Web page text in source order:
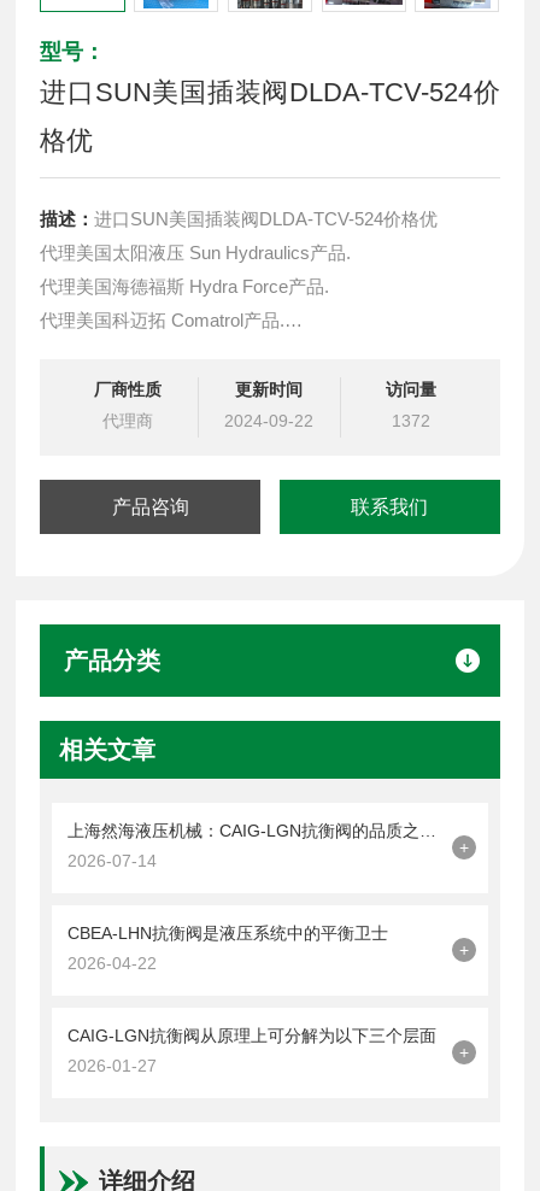
型号：
进口SUN美国插装阀DLDA-TCV-524价
格优
描述：进口SUN美国插装阀DLDA-TCV-524价格优
代理美国太阳液压 Sun Hydraulics产品.
代理美国海德福斯 Hydra Force产品.
代理美国科迈拓 Comatrol产品.
提供油路系统设计,油路块设计,阀块设计与选型
液压油缸，经销力士乐、派克、中国台湾北部等液压元件
厂商性质
代理商
更新时间
2024-09-22
访问量
1372
产品咨询 联系我们
产品分类
相关文章
2026-07-14
+
CBEA-LHN抗衡阀是液压系统中的平衡卫士
2026-04-22
+
CAIG-LGN抗衡阀从原理上可分解为以下三个层面
2026-01-27
+
详细介绍